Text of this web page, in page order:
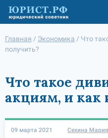
Главная / Экономика / Что
получить?
Что такое
акциям, и как
09 марта 2021 Сехина